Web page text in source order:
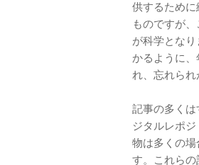
供するために
ものですが
が科学とな
かるように
れ、忘れられ
記事の多くは
ジタルレポ
物は多くの場
す。これら